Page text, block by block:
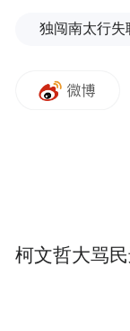
题，暗合了
兵”的迫切需
柯文哲大骂